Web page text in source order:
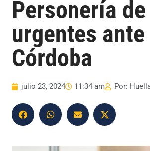
Personería
urgentes
Córdoba
julio 23, 2024 11:34 am Por: